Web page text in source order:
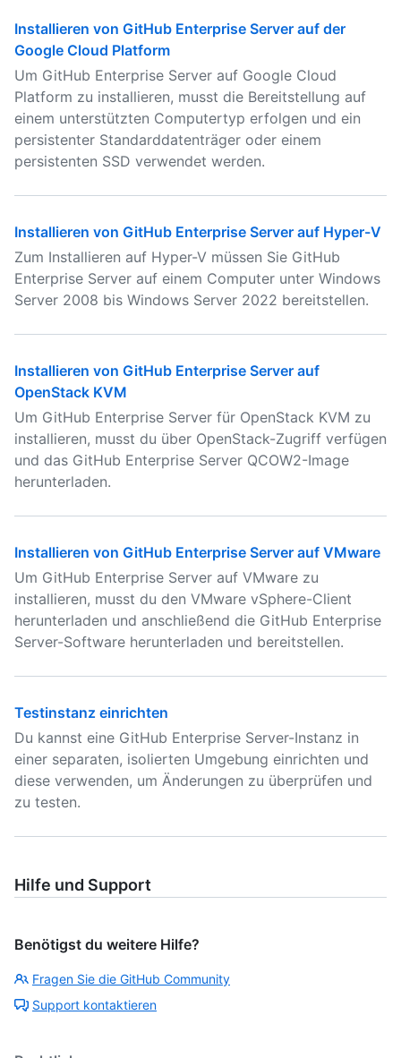
Installieren von GitHub Enterprise Server auf der
Google Cloud Platform
Um GitHub Enterprise Server auf Google Cloud
Platform zu installieren, musst die Bereitstellung auf
einem unterstützten Computertyp erfolgen und ein
persistenter Standarddatenträger oder einem
persistenten SSD verwendet werden.
Installieren von GitHub Enterprise Server auf Hyper-V
Zum Installieren auf Hyper-V müssen Sie GitHub
Enterprise Server auf einem Computer unter Windows
Server 2008 bis Windows Server 2022 bereitstellen.
Installieren von GitHub Enterprise Server auf
OpenStack KVM
Um GitHub Enterprise Server für OpenStack KVM zu
installieren, musst du über OpenStack-Zugriff verfügen
und das GitHub Enterprise Server QCOW2-Image
herunterladen.
Installieren von GitHub Enterprise Server auf VMware
Um GitHub Enterprise Server auf VMware zu
installieren, musst du den VMware vSphere-Client
herunterladen und anschließend die GitHub Enterprise
Server-Software herunterladen und bereitstellen.
Testinstanz einrichten
Du kannst eine GitHub Enterprise Server-Instanz in
einer separaten, isolierten Umgebung einrichten und
diese verwenden, um Änderungen zu überprüfen und
zu testen.
Hilfe und Support
Benötigst du weitere Hilfe?
Fragen Sie die GitHub Community
Support kontaktieren